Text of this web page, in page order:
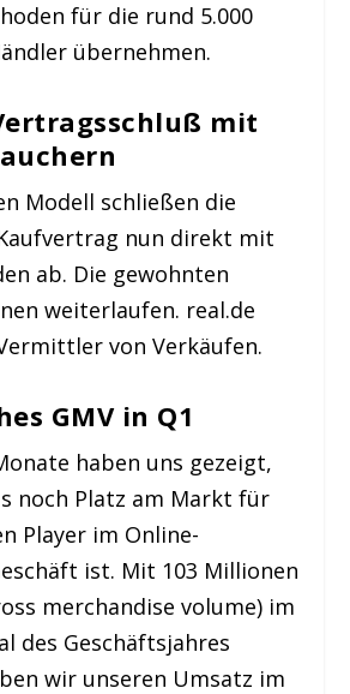
für die rund 5.000
übernehmen.
mit
Modell schließen die
nun direkt mit
ab. Die gewohnten
weiterlaufen. real.de
von Verkäufen.
GMV in Q1
haben uns gezeigt,
noch Platz am Markt für
Player im Online-
ist. Mit 103 Millionen
merchandise volume) im
des Geschäftsjahres
wir unseren Umsatz im